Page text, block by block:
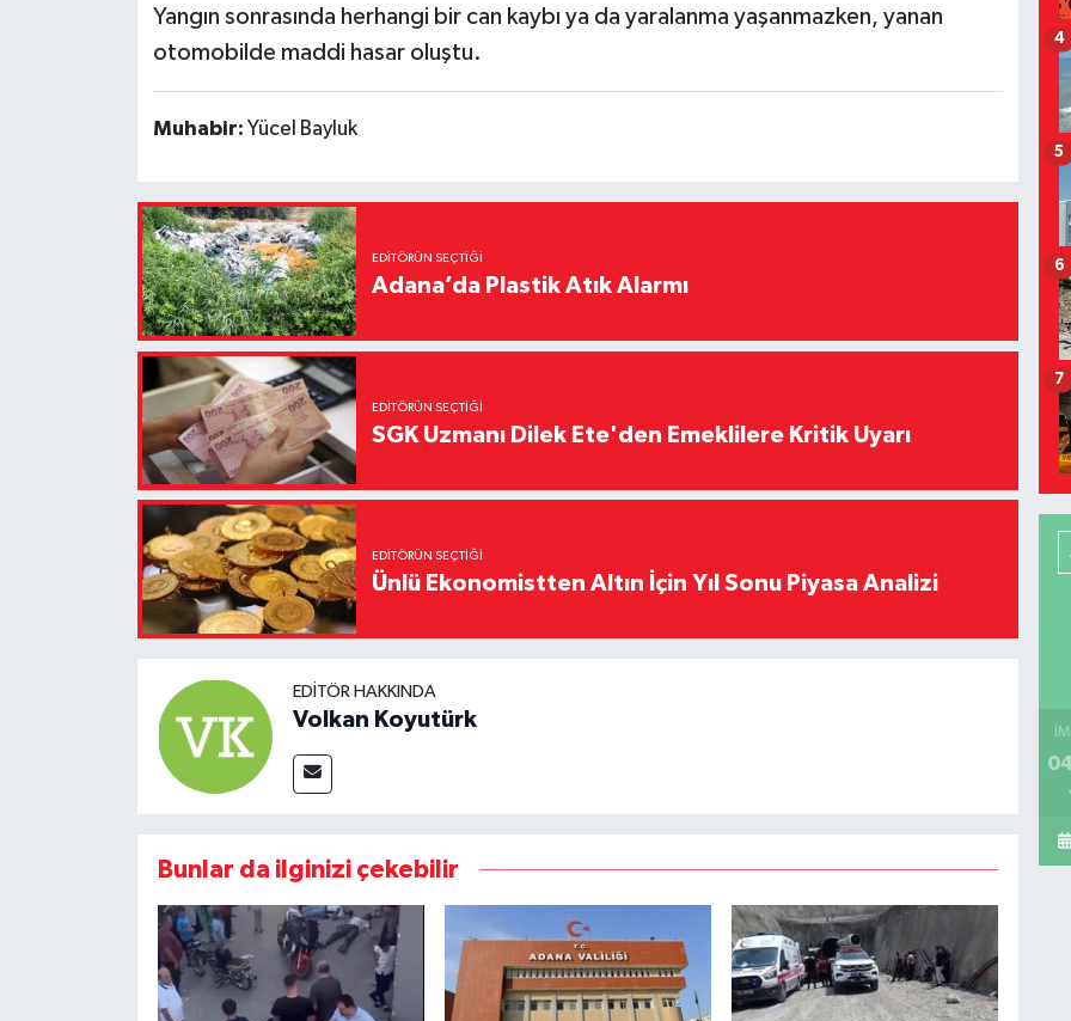
Yangın sonrasında herhangi bir can kaybı ya da yaralanma yaşanmazken, yanan
otomobilde maddi hasar oluştu.
Muhabir: Yücel Bayluk
EDITÖRÜN SEÇTIĞI
Adana’da Plastik Atık Alarmı
EDITÖRÜN SEÇTIĞI
SGK Uzmanı Dilek Ete'den Emeklilere Kritik Uyarı
EDITÖRÜN SEÇTIĞI
Ünlü Ekonomistten Altın İçin Yıl Sonu Piyasa Analizi
EDITÖR HAKKINDA
Volkan Koyutürk
Bunlar da ilginizi çekebilir
4
5
6
7